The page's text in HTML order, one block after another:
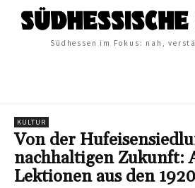
Südhessen im Fokus: nah,
KULTUR
Von der
nachhaltigen Zukunft:
Lektionen aus den